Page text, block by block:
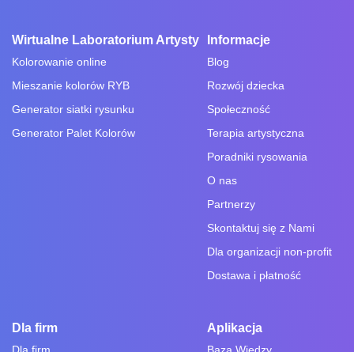
Wirtualne Laboratorium Artysty
Kolorowanie online
Mieszanie kolorów RYB
Generator siatki rysunku
Generator Palet Kolorów
Informacje
Blog
Rozwój dziecka
Społeczność
Terapia artystyczna
Poradniki rysowania
O nas
Partnerzy
Skontaktuj się z Nami
Dla organizacji non-profit
Dostawa i płatność
Dla firm
Dla firm
Aplikacja
Baza Wiedzy